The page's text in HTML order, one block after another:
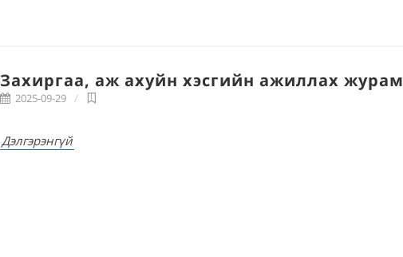
Захиргаа, аж ахуйн хэсгийн ажиллах журам
2025-09-29
Дэлгэрэнгүй